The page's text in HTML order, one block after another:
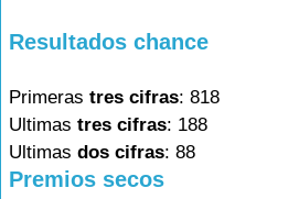
Resultados chance
Primeras tres cifras: 818
Ultimas tres cifras: 188
Ultimas dos cifras: 88
Premios secos